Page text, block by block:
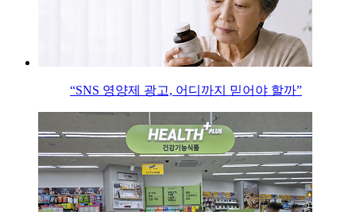
“SNS 영양제 광고, 어디까지 믿어야 할까”